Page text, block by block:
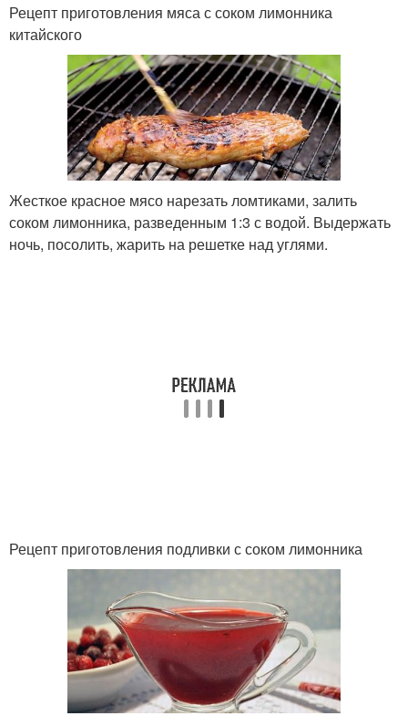
Рецепт приготовления мяса с соком лимонника
китайского
Жесткое красное мясо нарезать ломтиками, залить
соком лимонника, разведенным 1:3 с водой. Выдержать
ночь, посолить, жарить на решетке над углями.
Рецепт приготовления подливки с соком лимонника